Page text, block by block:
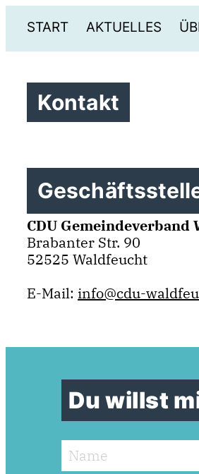
START AKTUELLES
Kontakt
CDU Gemeindeverband
Brabanter Str. 90
52525 Waldfeucht
E-Mail: info@cdu-
Du willst